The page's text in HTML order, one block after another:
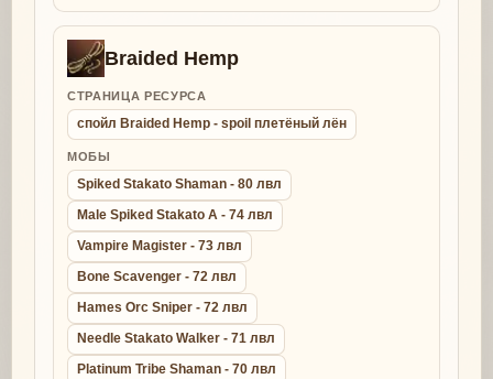
Braided Hemp
СТРАНИЦА РЕСУРСА
спойл Braided Hemp - spoil плетёный лён
МОБЫ
Spiked Stakato Shaman - 80 лвл
Male Spiked Stakato A - 74 лвл
Vampire Magister - 73 лвл
Bone Scavenger - 72 лвл
Hames Orc Sniper - 72 лвл
Needle Stakato Walker - 71 лвл
Platinum Tribe Shaman - 70 лвл